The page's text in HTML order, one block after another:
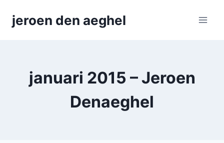
jeroen den aeghel
januari 2015 – Jeroen
Denaeghel